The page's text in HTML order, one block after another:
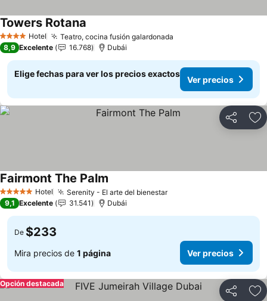
4 EstrellasHotel Teatro, cocina fusión galardonada
Towers Rotana
8,9 Excelente 16.768 Dubái
Elige fechas para ver los precios exactos
Ver precios
Compartir
5 Estrellas Hotel Serenity - El arte del bienestarVer precios
Fairmont The Palm
9,1 Excelente 31.541 Dubái
De $233
Mira precios de 1 página Ver precios
Compartir
Opción destacada